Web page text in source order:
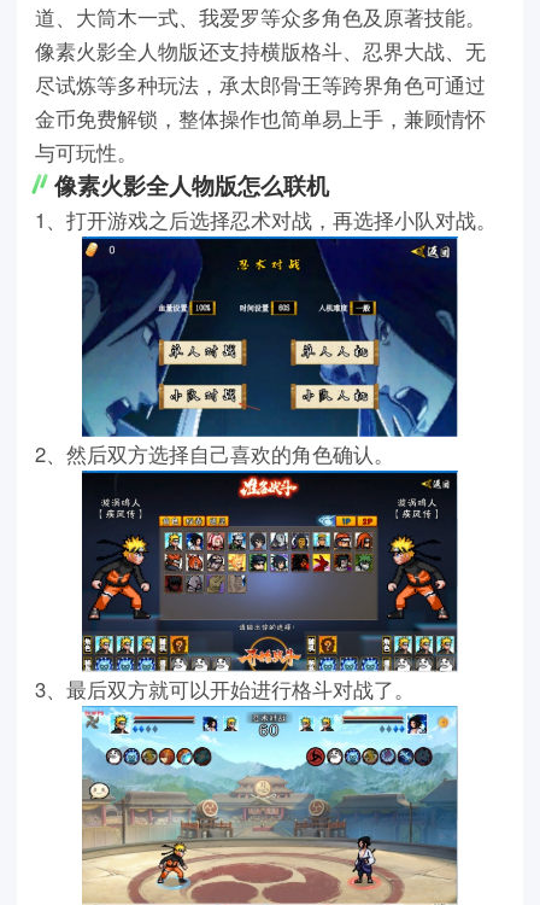
道、大筒木一式、我爱罗等众多角色及原著技能。
像素火影全人物版还支持横版格斗、忍界大战、无
尽试炼等多种玩法，承太郎骨王等跨界角色可通过
金币免费解锁，整体操作也简单易上手，兼顾情怀
与可玩性。
像素火影全人物版怎么联机
1、打开游戏之后选择忍术对战，再选择小队对战。
2、然后双方选择自己喜欢的角色确认。
3、最后双方就可以开始进行格斗对战了。